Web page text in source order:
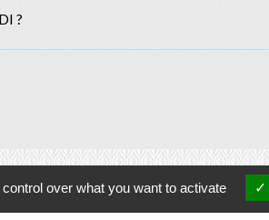
?
Contacts
Commune d'Allan
over what you want to activate